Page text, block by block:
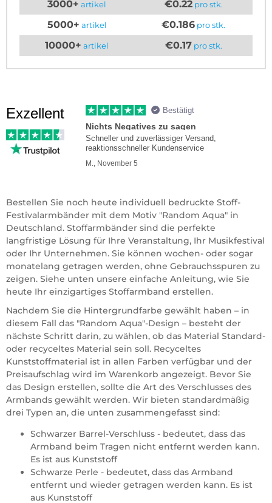
3000+ artikel €0.22pro stk.
5000+ artikel €0.186 pro stk.
10000+ artikel €0.17pro stk.
Exzellent Bestätigt
Nichts Negatives zu sagen
Schneller und zuverlässiger Versand,
reaktionsschneller Kundenservice
M., November 5
Bestellen Sie noch heute individuell bedruckte Stoff-
Festivalarmbänder mit dem Motiv "Random Aqua" in
Deutschland. Stoffarmbänder sind die perfekte
langfristige Lösung für Ihre Veranstaltung, Ihr Musikfestival
oder Ihr Unternehmen. Sie können wochen- oder sogar
monatelang getragen werden, ohne Gebrauchsspuren zu
zeigen. Siehe unten unsere einfache Anleitung, wie Sie
heute Ihr einzigartiges Stoffarmband erstellen.
Nachdem Sie die Hintergrundfarbe gewählt haben – in
diesem Fall das "Random Aqua"-Design – besteht der
nächste Schritt darin, zu wählen, ob das Material Standard-
oder recyceltes Material sein soll. Recyceltes
Kunststoffmaterial ist in allen Farben verfügbar und der
Preisaufschlag wird im Warenkorb angezeigt. Bevor Sie
das Design erstellen, sollte die Art des Verschlusses des
Armbands gewählt werden. Wir bieten standardmäßig
drei Typen an, die unten zusammengefasst sind:
Schwarzer Barrel-Verschluss - bedeutet, dass das
Armband beim Tragen nicht entfernt werden kann.
Es ist aus Kunststoff
Schwarze Perle - bedeutet, dass das Armband
entfernt und wieder getragen werden kann. Es ist
aus Kunststoff